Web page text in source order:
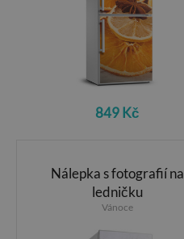
849 Kč
Nálepka s fotografií na
ledničku
Vánoce